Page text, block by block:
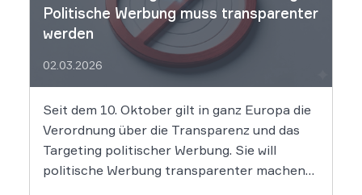
Politische Werbung muss transparenter
werden
02.03.2026
Seit dem 10. Oktober gilt in ganz Europa die
Verordnung über die Transparenz und das
Targeting politischer Werbung. Sie will
politische Werbung transparenter machen